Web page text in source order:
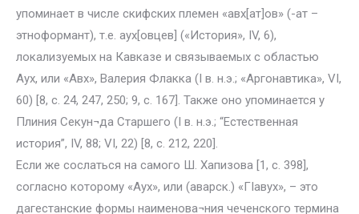
упоминает в числе скифских племен «авх[ат]ов» (-ат –
этноформант), т.е. аух[овцев] («История», IV, 6),
локализуемых на Кавказе и связываемых с областью
Аух, или «Авх», Валерия Флакка (I в. н.э.; «Аргонавтика», VI,
60) [8, с. 24, 247, 250; 9, с. 167]. Также оно упоминается у
Плиния Секун¬да Старшего (I в. н.э.; “Естественная
история”, IV, 88; VI, 22) [8, с. 212, 220].
Если же сослаться на самого Ш. Хапизова [1, с. 398],
согласно которому «Аух», или (аварск.) «ГIавух», – это
дагестанские формы наименова¬ния чеченского термина